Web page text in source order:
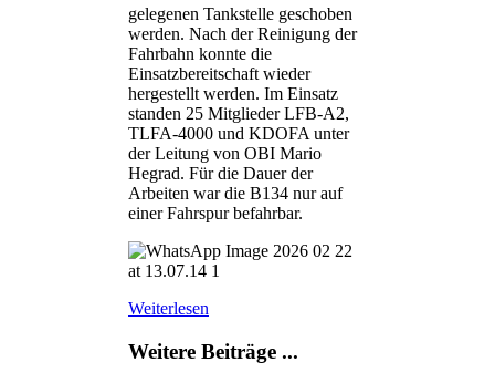
gelegenen Tankstelle geschoben
werden. Nach der Reinigung der
Fahrbahn konnte die
Einsatzbereitschaft wieder
hergestellt werden. Im Einsatz
standen 25 Mitglieder LFB-A2,
TLFA-4000 und KDOFA unter
der Leitung von OBI Mario
Hegrad. Für die Dauer der
Arbeiten war die B134 nur auf
einer Fahrspur befahrbar.
Weiterlesen
Weitere Beiträge ...